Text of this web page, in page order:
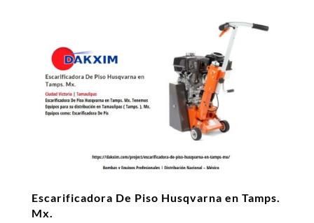
Escarificadora De Piso Husqvarna en Tamps.
Mx.